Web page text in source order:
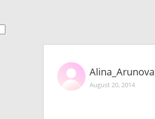
Alina_Arunova
August 20, 2014